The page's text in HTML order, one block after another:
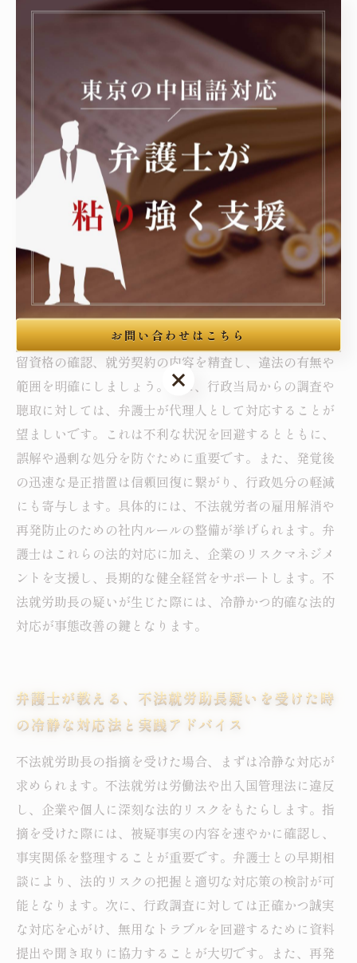
弁護士の支援によって誤解や過大な処分を防ぐことが可
能です。発覚後は、再発防止に向けたコンプライアンス
体制の構築も欠かせません。具体的には、採用時の本人
確認の強化や就労状況の定期的なチェック体制導入が挙
げられます。不法就労助長の疑いは企業イメージにも悪
影響を与えるため、弁護士と協力しながら法的リスクの
最小化と安心経営の再建を目指すことが、被害拡大防止
の鍵となります。
不法就労助長問題に直面した際に知っておくべ
き法的対応の基本
不法就労助長の指摘を受けた場合、まずは事実関係を正
確に把握することが不可欠です。労働者の雇用状況や在
留資格の確認、就労契約の内容を精査し、違法の有無や
範囲を明確にしましょう。次に、行政当局からの調査や
聴取に対しては、弁護士が代理人として対応することが
望ましいです。これは不利な状況を回避するとともに、
誤解や過剰な処分を防ぐために重要です。また、発覚後
の迅速な是正措置は信頼回復に繋がり、行政処分の軽減
にも寄与します。具体的には、不法就労者の雇用解消や
再発防止のための社内ルールの整備が挙げられます。弁
護士はこれらの法的対応に加え、企業のリスクマネジメ
ントを支援し、長期的な健全経営をサポートします。不
法就労助長の疑いが生じた際には、冷静かつ的確な法的
対応が事態改善の鍵となります。
弁護士が教える、不法就労助長疑いを受けた時
の冷静な対応法と実践アドバイス
不法就労助長の指摘を受けた場合、まずは冷静な対応が
求められます。不法就労は労働法や出入国管理法に違反
し、企業や個人に深刻な法的リスクをもたらします。指
摘を受けた際には、被疑事実の内容を速やかに確認し、
事実関係を整理することが重要です。弁護士との早期相
談により、法的リスクの把握と適切な対応策の検討が可
能となります。次に、行政調査に対しては正確かつ誠実
な対応を心がけ、無用なトラブルを回避するために資料
提出や聞き取りに協力することが大切です。また、再発
お問い合わせはこちら
お問い合わせはこちら